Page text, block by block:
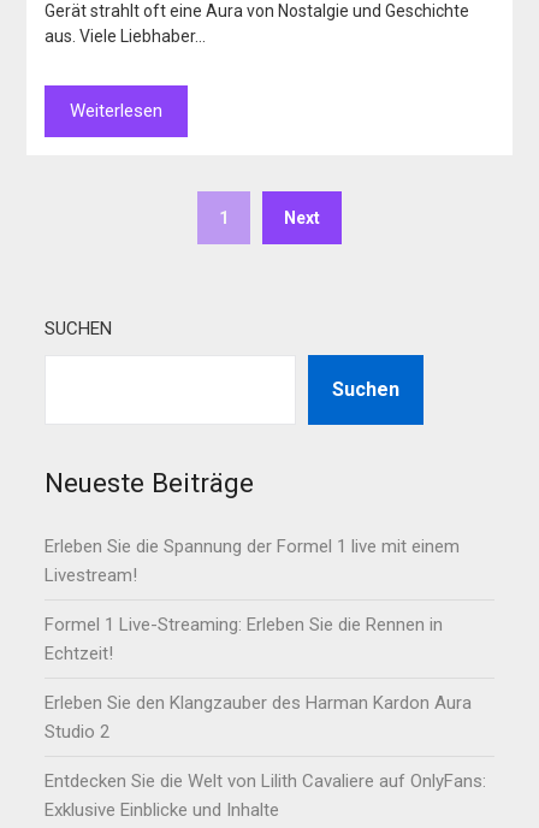
Gerät strahlt oft eine Aura von Nostalgie und Geschichte
aus. Viele Liebhaber…
Weiterlesen
1 Next
SUCHEN
Suchen
Neueste Beiträge
Erleben Sie die Spannung der Formel 1 live mit einem
Livestream!
Formel 1 Live-Streaming: Erleben Sie die Rennen in
Echtzeit!
Erleben Sie den Klangzauber des Harman Kardon Aura
Studio 2
Entdecken Sie die Welt von Lilith Cavaliere auf OnlyFans:
Exklusive Einblicke und Inhalte